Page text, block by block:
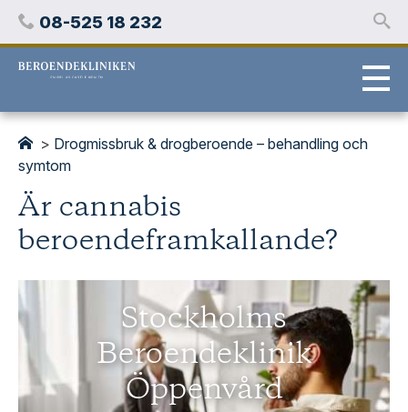
Hoppa
innehåll
Telefon
08-525 18 232
Stockholms
> Drogmissbruk & drogberoende – behandling och
symtom
Är cannabis
beroendeframkallande?
Stockholms
Beroendeklinik
Öppenvård